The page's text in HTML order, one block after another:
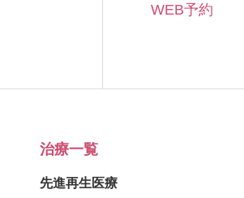
WEB予約
治療一覧
先進再生医療